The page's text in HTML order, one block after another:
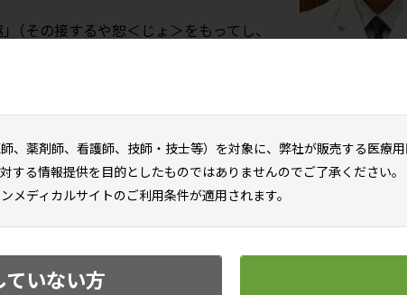
その接するや恕＜じょ＞をもってし、
記された言葉だ。
、この理念には、相手の立場に立った
精神でチーム医療を推進し、これらがも
いう想いが込められています」と内野敬院長が解説する。
クだったが、1975年から順次サテライトクリニックを開設。
つ有床診療所となり、1979年に76床に増床し本格的な病院に
圓会を設立し、名称を東葛クリニックに変更した。さらに
更。また、2016年に特定医療法人の承認を受け、現在の特
、薬剤師、看護師、技師・技士等）を対象に、弊社が販売する医療
する情報提供を目的としたものではありませんのでご了承ください。
メディカルサイトのご利用条件が適用されます。
いない方